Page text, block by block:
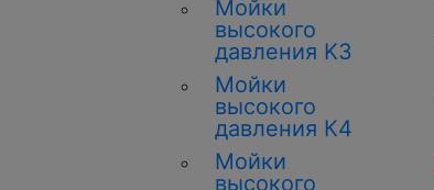
Мойки
высокого
давления K3
Мойки
высокого
давления К4
Мойки
высокого